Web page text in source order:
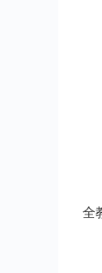
全